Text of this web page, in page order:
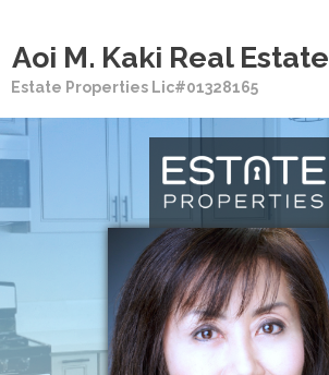
Aoi M. Kaki Real Estate
Estate Properties Lic#01328165